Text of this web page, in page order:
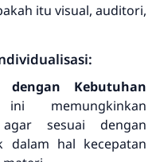
itu visual, auditori,
dengan Kebutuhan
memungkinkan
sesuai dengan
dalam hal kecepatan